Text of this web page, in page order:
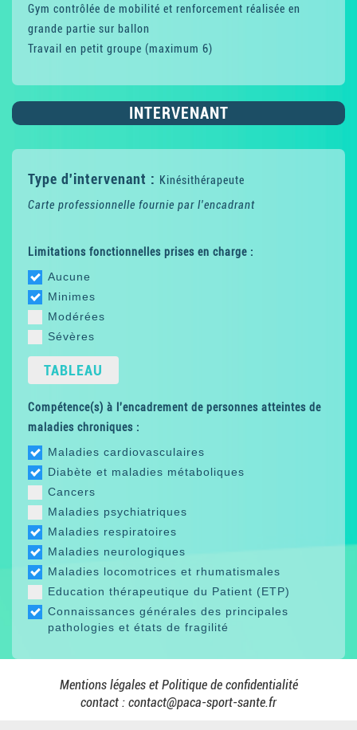
Gym contrôlée de mobilité et renforcement réalisée en
grande partie sur ballon
Travail en petit groupe (maximum 6)
INTERVENANT
Type d'intervenant : Kinésithérapeute
Carte professionnelle fournie par l'encadrant
Limitations fonctionnelles prises en charge :
Aucune
Minimes
Modérées
Sévères
TABLEAU
Compétence(s) à l'encadrement de personnes atteintes de
maladies chroniques :
Maladies cardiovasculaires
Diabète et maladies métaboliques
Cancers
Maladies psychiatriques
Maladies respiratoires
Maladies neurologiques
Maladies locomotrices et rhumatismales
Education thérapeutique du Patient (ETP)
Connaissances générales des principales
pathologies et états de fragilité
Mentions légales et Politique de confidentialité
contact : contact@paca-sport-sante.fr